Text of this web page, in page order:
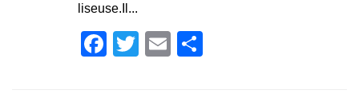
liseuse.Il...
Facebook
TwitterEmail